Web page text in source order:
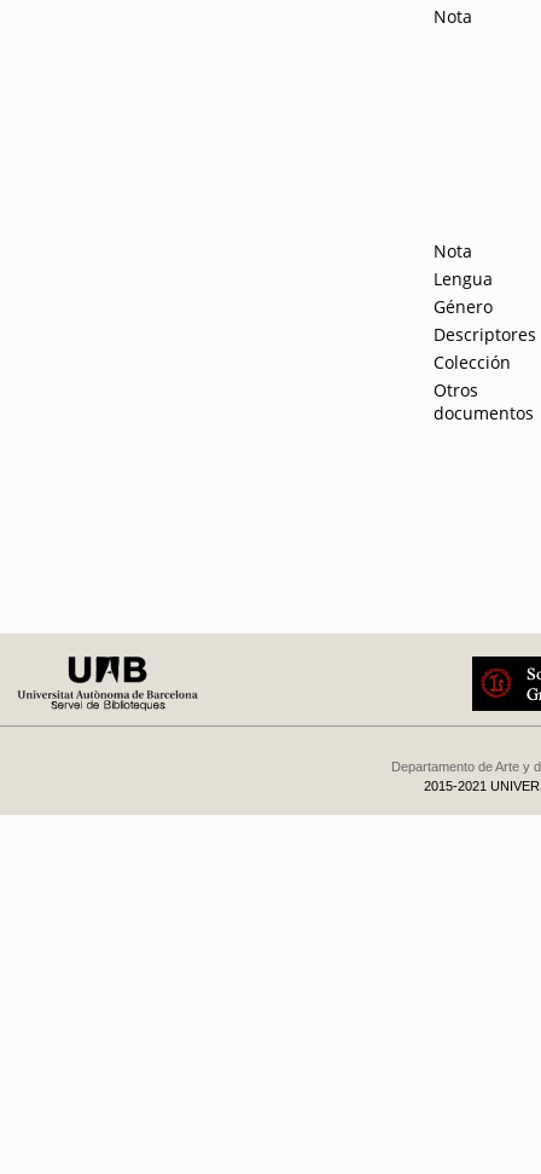
Nota
Nota
Lengua
Género
Descriptores
Colección
Otros
documentos
Departamento de Arte y
2015-2021